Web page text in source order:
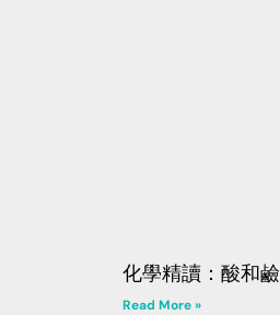
化學精讀：酸和鹼
Read More »